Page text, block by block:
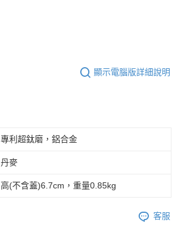
顯示電腦版詳細說明
專利超鈦磨，鋁合金
丹麥
高(不含蓋)6.7cm，重量0.85kg
客服